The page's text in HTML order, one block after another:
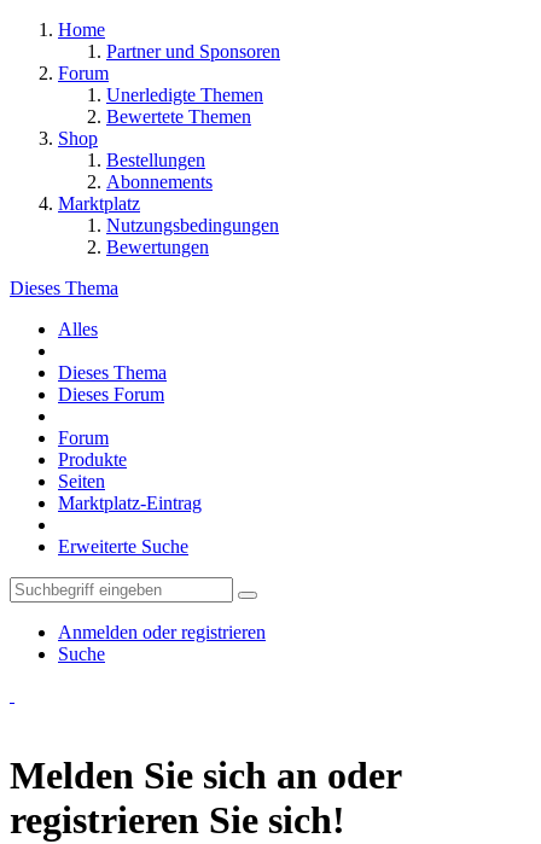
Home
Partner und Sponsoren
Forum
Unerledigte Themen
Bewertete Themen
Shop
Bestellungen
Abonnements
Marktplatz
Nutzungsbedingungen
Bewertungen
Dieses Thema
Alles
Dieses Thema
Dieses Forum
Forum
Produkte
Seiten
Marktplatz-Eintrag
Erweiterte Suche
Anmelden oder registrieren
Suche
Melden Sie sich an oder
registrieren Sie sich!